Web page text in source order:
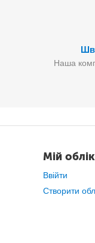
Наша
Мій
Ввійти
Створити